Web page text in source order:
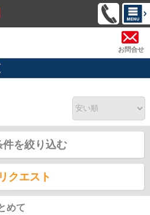
お問合せ
件を絞り込む
クエスト
めて